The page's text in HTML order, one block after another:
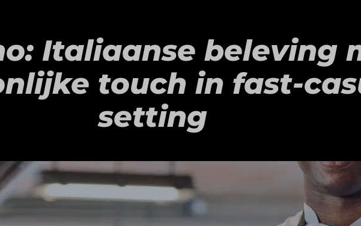
Italiaanse beleving
touch in fast-
setting